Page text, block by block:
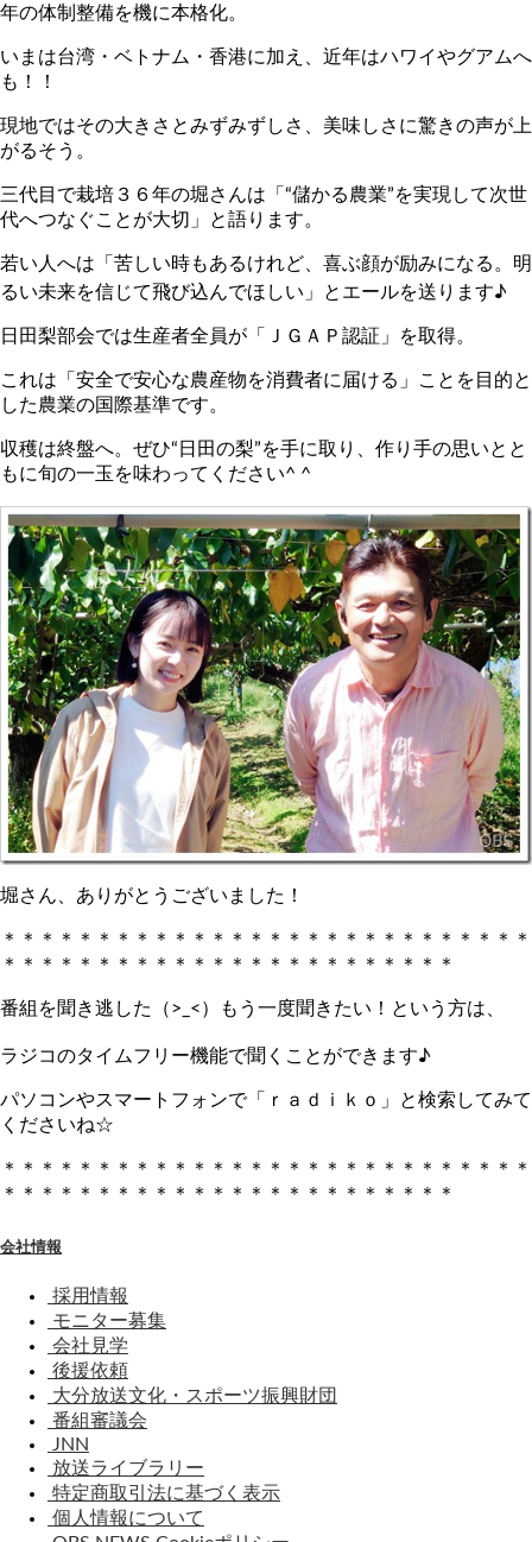
年の体制整備を機に本格化。
いまは台湾・ベトナム・香港に加え、近年はハワイやグアムへ
も！！
現地ではその大きさとみずみずしさ、美味しさに驚きの声が上
がるそう。
三代目で栽培３６年の堀さんは「“儲かる農業”を実現して次世
代へつなぐことが大切」と語ります。
若い人へは「苦しい時もあるけれど、喜ぶ顔が励みになる。明
るい未来を信じて飛び込んでほしい」とエールを送ります♪
日田梨部会では生産者全員が「ＪＧＡＰ認証」を取得。
これは「安全で安心な農産物を消費者に届ける」ことを目的と
した農業の国際基準です。
収穫は終盤へ。ぜひ“日田の梨”を手に取り、作り手の思いとと
もに旬の一玉を味わってください^ ^
堀さん、ありがとうございました！
＊＊＊＊＊＊＊＊＊＊＊＊＊＊＊＊＊＊＊＊＊＊＊＊＊＊＊＊
＊＊＊＊＊＊＊＊＊＊＊＊＊＊＊＊＊＊＊＊＊＊＊＊
番組を聞き逃した（>_<）もう一度聞きたい！という方は、
ラジコのタイムフリー機能で聞くことができます♪
パソコンやスマートフォンで「ｒａｄｉｋｏ」と検索してみて
くださいね☆
＊＊＊＊＊＊＊＊＊＊＊＊＊＊＊＊＊＊＊＊＊＊＊＊＊＊＊＊
＊＊＊＊＊＊＊＊＊＊＊＊＊＊＊＊＊＊＊＊＊＊＊＊
会社情報
採用情報
モニター募集
会社見学
後援依頼
大分放送文化・スポーツ振興財団
番組審議会
JNN
放送ライブラリー
特定商取引法に基づく表示
個人情報について